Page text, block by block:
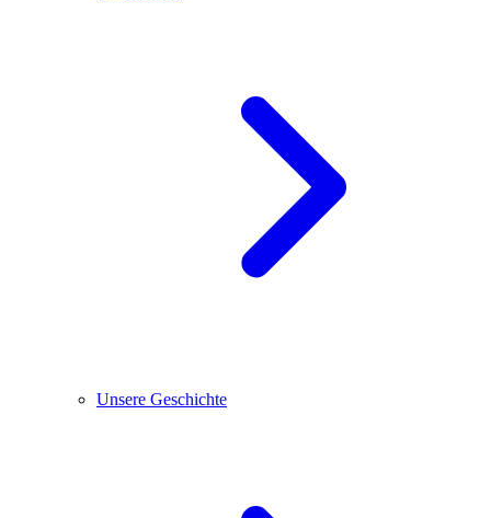
Unsere Geschichte